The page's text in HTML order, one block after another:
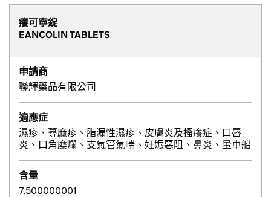
癢可寧錠
EANCOLIN TABLETS
申請商
聯輝藥品有限公司
適應症
濕疹、蕁麻疹、脂漏性濕疹、皮膚炎及搔癢症、口唇
炎、口角糜爛、支氣管氣喘、妊娠惡阻、鼻炎、暈車船
含量
7.500000001